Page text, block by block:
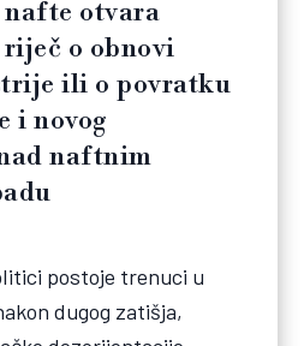
nafte otvara
o obnovi
ili o povratku
i novog
naftnim
postoje trenuci u
dugog zatišja,